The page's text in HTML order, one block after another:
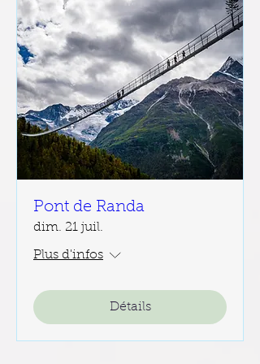
Pont de Randa
dim. 21 juil.
Plus d'infos
Détails